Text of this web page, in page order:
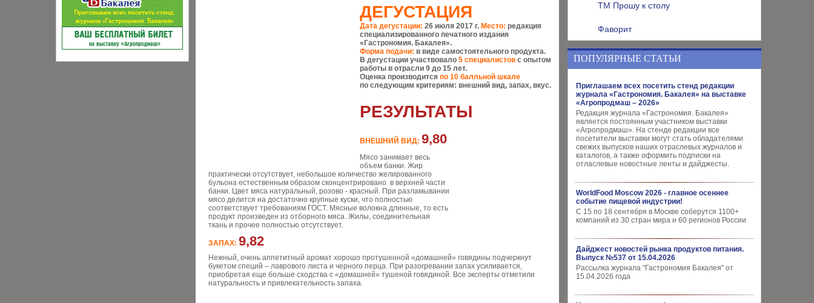
ТМ Прошу к столу
Фаворит
ПОПУЛЯРНЫЕ СТАТЬИ
Приглашаем всех посетить стенд редакции
журнала «Гастрономия. Бакалея» на выставке
«Агропродмаш – 2026»
Редакция журнала «Гастрономия. Бакалея»
является постоянным участником выставки
«Агропродмаш». На стенде редакции все
посетители выставки могут стать обладателями
свежих выпусков наших отраслевых журналов и
каталогов, а также оформить подписки на
отласлевые новостные ленты и дайджесты.
WorldFood Moscow 2026 - главное осеннее
событие пищевой индустрии!
С 15 по 18 сентября в Москве соберутся 1100+
компаний из 30 стран мира и 60 регионов России
Дайджест новостей рынка продуктов питания.
Выпуск №537 от 15.04.2026
Рассылка журнала "Гастрономия Бакалея" от
15.04.2026 года
ДЕГУСТАЦИЯ
Дата дегустации: 26 июля 2017 г. Место: редакция
специализированного печатного издания
«Гастрономия. Бакалея».
Форма подачи: в виде самостоятельного продукта.
В дегустации участвовало 5 специалистов с опытом
работы в отрасли 9 до 15 лет.
Оценка производится по 10 балльной шкале
по следующим критериям: внешний вид, запах, вкус.
РЕЗУЛЬТАТЫ
ВНЕШНИЙ ВИД: 9,80
Мясо занимает весь
объем банки. Жир
практически отсутствует, небольшое количество желированного
бульона естественным образом сконцентрировано в верхней части
банки. Цвет мяса натуральный, розово - красный. При разламывании
мясо делится на достаточно крупные куски, что полностью
соответствует требованиям ГОСТ. Мясные волокна длинные, то есть
продукт произведен из отборного мяса. Жилы, соединительная
ткань и прочее полностью отсутствует.
ЗАПАХ: 9,82
Нежный, очень аппетитный аромат хорошо протушенной «домашней» говядины подчеркнут
букетом специй – лаврового листа и черного перца. При разогревании запах усиливается,
приобретая еще больше сходства с «домашней» тушеной говядиной. Все эксперты отметили
натуральность и привлекательность запаха.